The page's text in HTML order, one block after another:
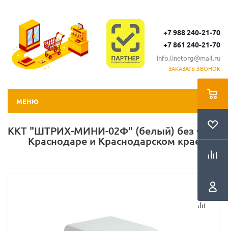
+7 988 240-21-70
+7 861 240-21-70
info.linetorg@mail.ru
ЗАКАЗАТЬ ЗВОНОК
МЕНЮ
ККТ "ШТРИХ-МИНИ-02Ф" (белый) без ФН в
Краснодаре и Краснодарском крае